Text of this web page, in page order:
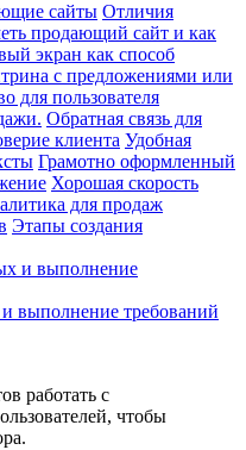
сайты Отличия
продающий сайт и как
экран как способ
с предложениями или
для пользователя
Обратная связь для
клиента Удобная
Грамотно оформленный
Хорошая скорость
для продаж
Этапы создания
выполнение требований
работать с
чтобы